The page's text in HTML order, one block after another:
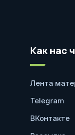
Как нас
Лента
Telegram
ВКонтакте